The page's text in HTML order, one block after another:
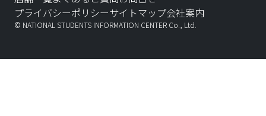
プライバシーポリシーサイトマップ会社案内
© NATIONAL STUDENTS INFORMATION CENTER Co., Ltd.